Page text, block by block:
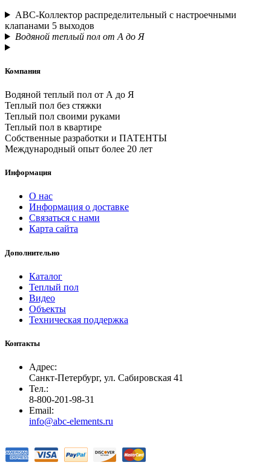
АВС-Коллектор распределительный с настроечными
клапанами 5 выходов
Водяной теплый пол от А до Я
Компания
Водяной теплый пол от А до Я
Теплый пол без стяжки
Теплый пол своими руками
Теплый пол в квартире
Собственные разработки и ПАТЕНТЫ
Международный опыт более 20 лет
Информация
О нас
Информация о доставке
Связаться с нами
Карта сайта
Дополнительно
Каталог
Теплый пол
Видео
Объекты
Техническая поддержка
Контакты
Адрес:
Санкт-Петербург, ул. Сабировская 41
Тел.:
8-800-201-98-31
Email:
info@abc-elements.ru